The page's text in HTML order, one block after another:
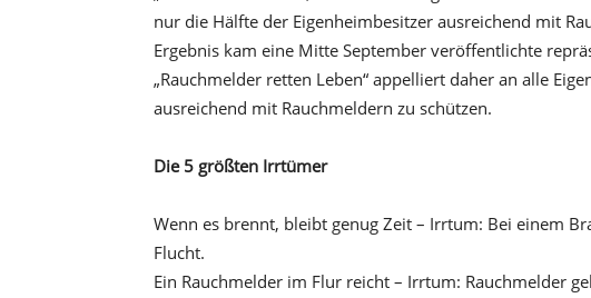
nur die Hälfte der Eigenheimbesitzer ausreichend mit
Ergebnis kam eine Mitte September veröffentlichte
„Rauchmelder retten Leben“ appelliert daher an alle
ausreichend mit Rauchmeldern zu schützen.
Die 5 größten Irrtümer
Wenn es brennt, bleibt genug Zeit – Irrtum: Bei einem
Flucht.
Ein Rauchmelder im Flur reicht – Irrtum: Rauchmelder